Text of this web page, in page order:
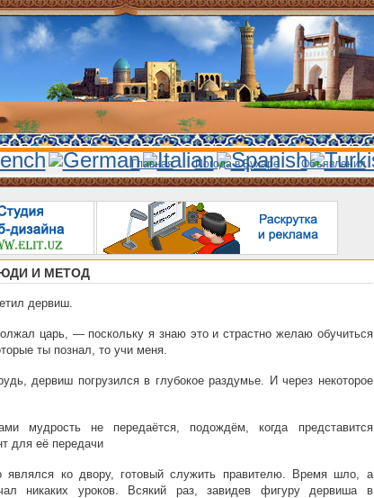
Главная Погода в Бухаре Объявления
И МЕТОД
дервиш.
царь, — поскольку я знаю это и страстно желаю обучиться
ты познал, то учи меня.
дервиш погрузился в глубокое раздумье. И через некоторое
мудрость не передаётся, подождём, когда представится
для её передачи
являлся ко двору, готовый служить правителю. Время шло, а
никаких уроков. Всякий раз, завидев фигуру дервиша в